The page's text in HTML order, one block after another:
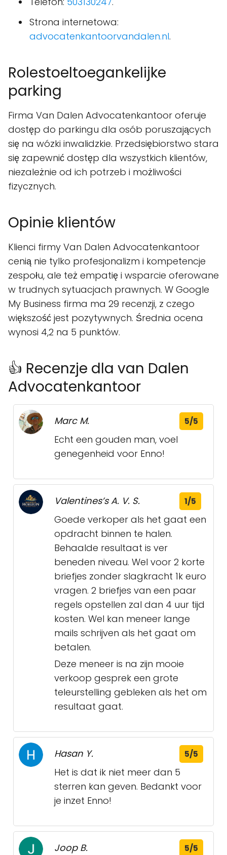
Strona internetowa:
advocatenkantoorvandalen.nl.
Rolestoeltoegankelijke
parking
Firma Van Dalen Advocatenkantoor oferuje
dostęp do parkingu dla osób poruszających
się na wózki inwalidzkie. Przedsiębiorstwo stara
się zapewnić dostęp dla wszystkich klientów,
niezależnie od ich potrzeb i możliwości
fizycznych.
Opinie klientów
Klienci firmy Van Dalen Advocatenkantoor
cenią nie tylko profesjonalizm i kompetencje
zespołu, ale też empatię i wsparcie oferowane
w trudnych sytuacjach prawnych. W Google
My Business firma ma 29 recenzji, z czego
większość jest pozytywnych. Średnia ocena
wynosi 4,2 na 5 punktów.
👍 Recenzje dla van Dalen
Advocatenkantoor
Marc M. 5/5
Echt een gouden man, voel
genegenheid voor Enno!
Valentines’s A. V. S. 1/5
Goede verkoper als het gaat een
opdracht binnen te halen.
Behaalde resultaat is ver
beneden niveau. Wel voor 2 korte
briefjes zonder slagkracht 1k euro
vragen. 2 briefjes van een paar
regels opstellen zal dan 4 uur tijd
kosten. Wel kan meneer lange
mails schrijven als het gaat om
betalen.
Deze meneer is na zijn mooie
verkoop gesprek een grote
teleurstelling gebleken als het om
resultaat gaat.
Hasan Y. 5/5
Het is dat ik niet meer dan 5
sterren kan geven. Bedankt voor
je inzet Enno!
Joop B. 5/5